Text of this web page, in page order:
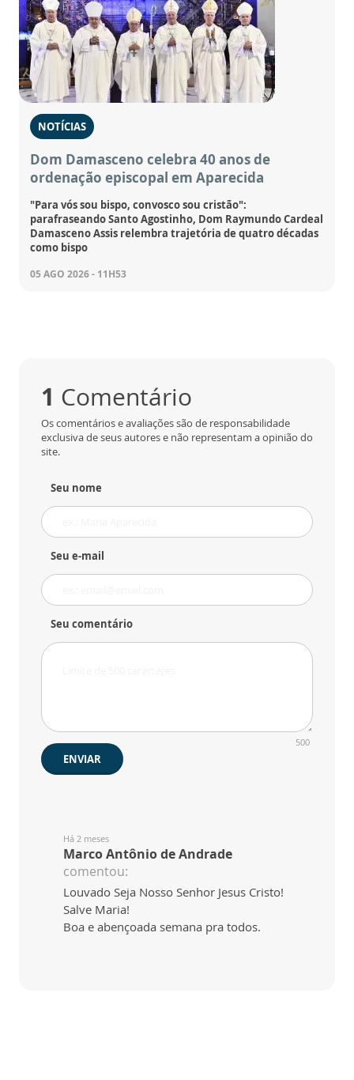
NOTÍCIAS
Dom Damasceno celebra 40 anos de
ordenação episcopal em Aparecida
"Para vós sou bispo, convosco sou cristão":
parafraseando Santo Agostinho, Dom Raymundo Cardeal
Damasceno Assis relembra trajetória de quatro décadas
como bispo
05 AGO 2026 - 11H53
1 Comentário
Os comentários e avaliações são de responsabilidade
exclusiva de seus autores e não representam a opinião do
site.
Seu nome
Seu e-mail
Seu comentário
500
ENVIAR
Há 2 meses
Marco Antônio de Andrade
comentou:
Louvado Seja Nosso Senhor Jesus Cristo!
Salve Maria!
Boa e abençoada semana pra todos.